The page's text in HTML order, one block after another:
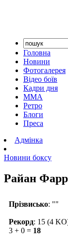
Головна
Новини
Фотогалерея
Відео боїв
Кадри дня
ММА
Ретро
Блоги
Преса
Адмінка
Новини боксу
Райан
Прізвисько: ""
Рекорд: 15 (4
3 + 0 = 18